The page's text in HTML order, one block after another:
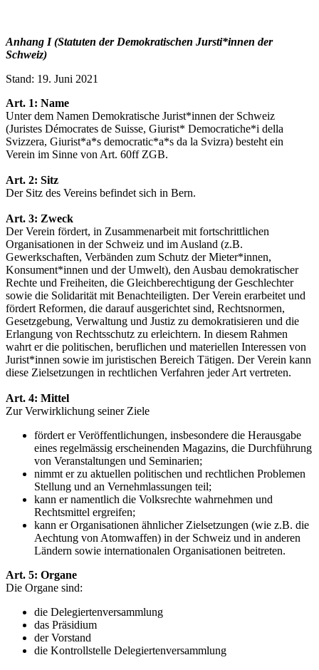
Anhang I (Statuten der Demokratischen Jursti*innen der
Schweiz)
Stand: 19. Juni 2021
Art. 1: Name
Unter dem Namen Demokratische Jurist*innen der Schweiz
(Juristes Démocrates de Suisse, Giurist* Democratiche*i della
Svizzera, Giurist*a*s democratic*a*s da la Svizra) besteht ein
Verein im Sinne von Art. 60ff ZGB.
Art. 2: Sitz
Der Sitz des Vereins befindet sich in Bern.
Art. 3: Zweck
Der Verein fördert, in Zusammenarbeit mit fortschrittlichen
Organisationen in der Schweiz und im Ausland (z.B.
Gewerkschaften, Verbänden zum Schutz der Mieter*innen,
Konsument*innen und der Umwelt), den Ausbau demokratischer
Rechte und Freiheiten, die Gleichberechtigung der Geschlechter
sowie die Solidarität mit Benachteiligten. Der Verein erarbeitet und
fördert Reformen, die darauf ausgerichtet sind, Rechtsnormen,
Gesetzgebung, Verwaltung und Justiz zu demokratisieren und die
Erlangung von Rechtsschutz zu erleichtern. In diesem Rahmen
wahrt er die politischen, beruflichen und materiellen Interessen von
Jurist*innen sowie im juristischen Bereich Tätigen. Der Verein kann
diese Zielsetzungen in rechtlichen Verfahren jeder Art vertreten.
Art. 4: Mittel
Zur Verwirklichung seiner Ziele
fördert er Veröffentlichungen, insbesondere die Herausgabe
eines regelmässig erscheinenden Magazins, die Durchführung
von Veranstaltungen und Seminarien;
nimmt er zu aktuellen politischen und rechtlichen Problemen
Stellung und an Vernehmlassungen teil;
kann er namentlich die Volksrechte wahrnehmen und
Rechtsmittel ergreifen;
kann er Organisationen ähnlicher Zielsetzungen (wie z.B. die
Aechtung von Atomwaffen) in der Schweiz und in anderen
Ländern sowie internationalen Organisationen beitreten.
Art. 5: Organe
Die Organe sind:
die Delegiertenversammlung
das Präsidium
der Vorstand
die Kontrollstelle Delegiertenversammlung